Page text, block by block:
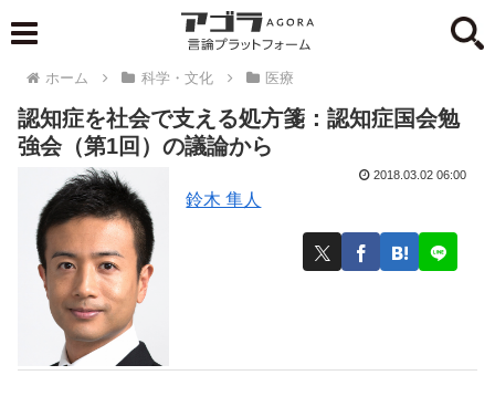
ホーム 科学・文化 医療
認知症を社会で支える処方箋：認知症国会勉
強会（第1回）の議論から
鈴木 隼人
2018.03.02 06:00